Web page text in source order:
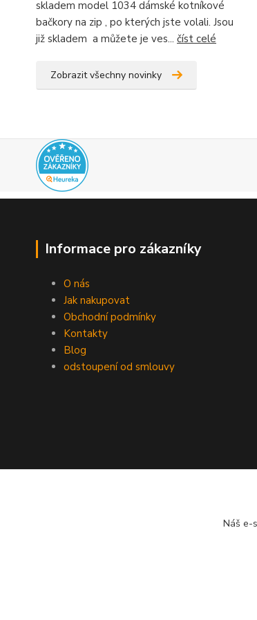
skladem model 1034 dámské kotníkové
bačkory na zip , po kterých jste volali. Jsou
již skladem a můžete je ves... číst celé
Zobrazit všechny novinky
Informace pro zákazníky
O nás
Jak nakupovat
Obchodní podmínky
Kontakty
Blog
odstoupení od smlouvy
Náš e-